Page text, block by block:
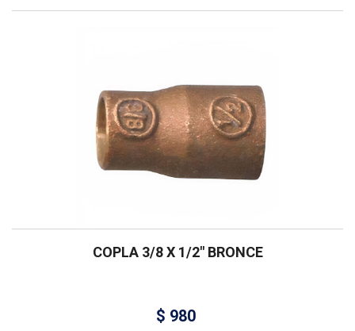
COPLA 3/8 X 1/2″ BRONCE
$ 980